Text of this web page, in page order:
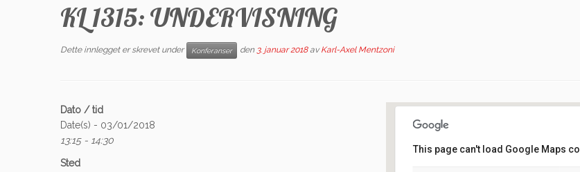
KL 1315: UNDERVISNING
Dette innlegget er skrevet under Konferanser den 3. januar 2018 avKarl-Axel Mentzoni
This page can't load Google Maps
Dato / tid
Date(s) - 03/01/2018
13:15 - 14:30
Sted